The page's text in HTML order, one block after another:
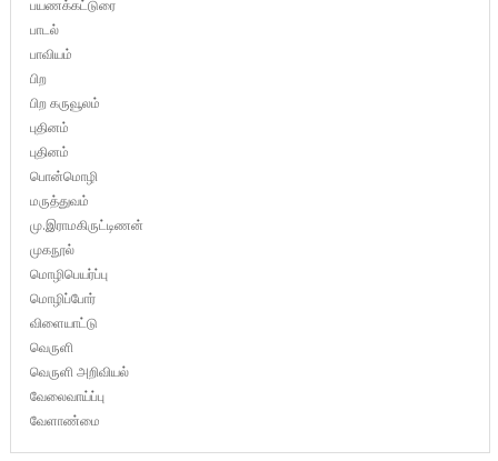
பயணக்கட்டுரை
பாடல்
பாவியம்
பிற
பிற கருவூலம்
புதினம்
புதினம்
பொன்மொழி
மருத்துவம்
மு.இராமகிருட்டிணன்
முகநூல்
மொழிபெயர்ப்பு
மொழிப்போர்
விளையாட்டு
வெருளி
வெருளி அறிவியல்
வேலைவாய்ப்பு
வேளாண்மை